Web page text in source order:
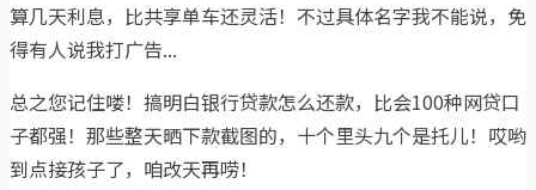
算几天利息，比共享单车还灵活！不过具体名字我不能说，免
得有人说我打广告...
总之您记住喽！搞明白银行贷款怎么还款，比会100种网贷口
子都强！那些整天晒下款截图的，十个里头九个是托儿！哎哟
到点接孩子了，咱改天再唠！